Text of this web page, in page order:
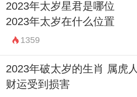
2023年太岁星君是哪位
2023年太岁在什么位置
1359
2023年破太岁的生肖 属虎人
财运受到损害